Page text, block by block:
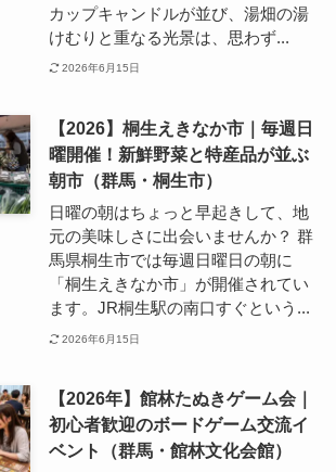
カップキャンドルが並び、湯畑の湯
けむりと重なる光景は、思わず...
2026年6月15日
【2026】桐生えきなか市｜毎週日
曜開催！新鮮野菜と特産品が並ぶ
朝市（群馬・桐生市）
日曜の朝はちょっと早起きして、地
元の美味しさに出会いませんか？ 群
馬県桐生市では毎週日曜日の朝に
「桐生えきなか市」が開催されてい
ます。JR桐生駅の南口すぐという...
2026年6月15日
【2026年】館林たぬきゲーム会｜
初心者歓迎のボードゲーム交流イ
ベント（群馬・館林文化会館）